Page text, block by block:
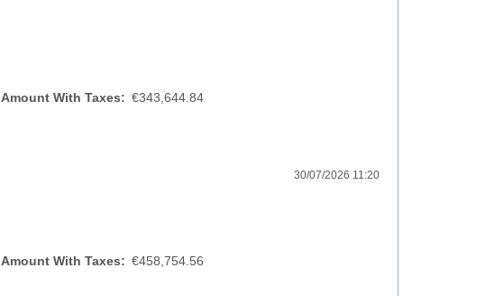
Amount With Taxes: €343,644.84
30/07/2026 11:20
Amount With Taxes: €458,754.56